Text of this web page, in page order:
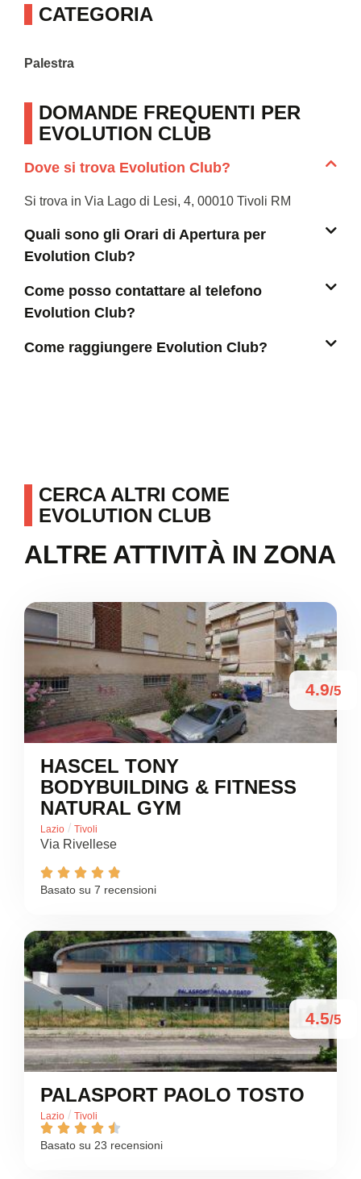
CATEGORIA
Palestra
DOMANDE FREQUENTI PER
EVOLUTION CLUB
Dove si trova Evolution Club?
Si trova in Via Lago di Lesi, 4, 00010 Tivoli RM
Quali sono gli Orari di Apertura per
Evolution Club?
Come posso contattare al telefono
Evolution Club?
Come raggiungere Evolution Club?
CERCA ALTRI COME
EVOLUTION CLUB
ALTRE ATTIVITÀ IN ZONA
4.9/5
HASCEL TONY
BODYBUILDING & FITNESS
NATURAL GYM
Lazio / Tivoli
Via Rivellese
    
Basato su 7 recensioni
4.5/5
PALASPORT PAOLO TOSTO
Lazio / Tivoli
    
Basato su 23 recensioni